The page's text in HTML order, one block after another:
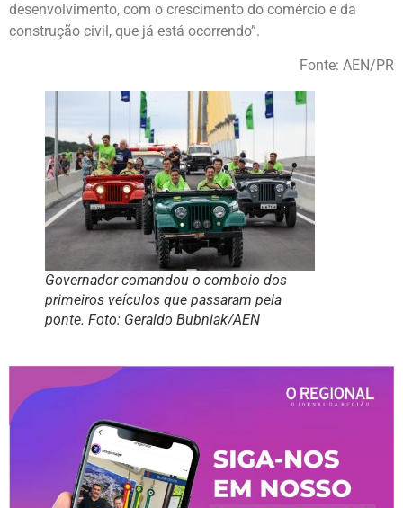
desenvolvimento, com o crescimento do comércio e da
construção civil, que já está ocorrendo”.
Fonte: AEN/PR
Governador comandou o comboio dos
primeiros veículos que passaram pela
ponte. Foto: Geraldo Bubniak/AEN